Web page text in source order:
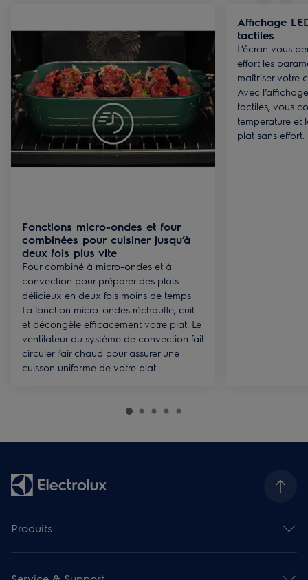
Fonctions micro-ondes et four
combinées pour cuisiner jusqu’à
deux fois plus vite
Four combiné à micro-ondes et à
convection pour préparer des plats
délicieux en deux fois moins de temps.
La fonction micro-ondes réchauffe, cuit
et décongèle efficacement votre plat. Le
ventilateur du système de convection fait
circuler l’air chaud pour assurer une
cuisson uniforme de votre plat.
Affichage
tactiles
L’écran vous
effort les
maîtriser votre
Avec
tactiles, vous
température et
plat sans effort.
Produits
Taques de cuisson